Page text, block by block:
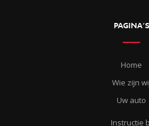
PAGINA’S
Home
Wie zijn
Uw auto
Instructie